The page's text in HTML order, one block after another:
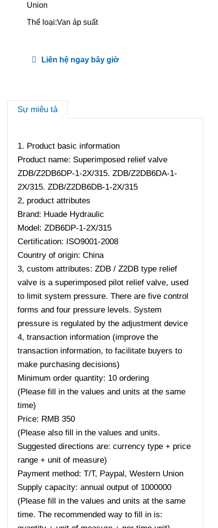
Union
Thể loại:Van áp suất
Liên hệ ngay bây giờ
Sự miêu tả
1. Product basic information
Product name: Superimposed relief valve
ZDB/Z2DB6DP-1-2X/315. ZDB/Z2DB6DA-1-
2X/315. ZDB/Z2DB6DB-1-2X/315
2, product attributes
Brand: Huade Hydraulic
Model: ZDB6DP-1-2X/315
Certification: ISO9001-2008
Country of origin: China
3, custom attributes: ZDB / Z2DB type relief
valve is a superimposed pilot relief valve, used
to limit system pressure. There are five control
forms and four pressure levels. System
pressure is regulated by the adjustment device
4, transaction information (improve the
transaction information, to facilitate buyers to
make purchasing decisions)
Minimum order quantity: 10 ordering
(Please fill in the values ​​and units at the same
time)
Price: RMB 350
(Please also fill in the values ​​and units.
Suggested directions are: currency type + price
range + unit of measure)
Payment method: T/T, Paypal, Western Union
Supply capacity: annual output of 1000000
(Please fill in the values ​​and units at the same
time. The recommended way to fill in is: